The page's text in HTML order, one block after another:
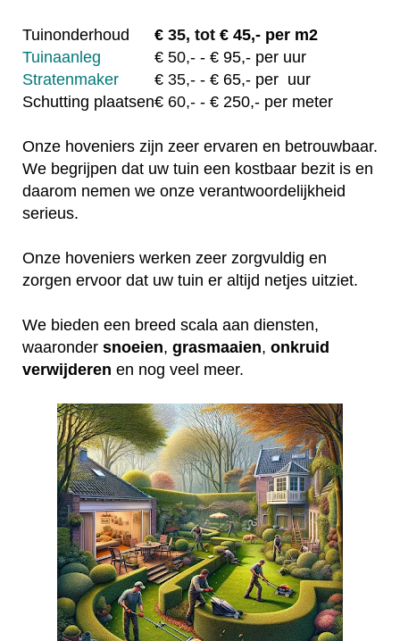
Tuinonderhoud € 35, tot € 45,- per m2
Tuinaanleg
€ 50,- - € 95,- per uur
Stratenmaker
€ 35,- - € 65,- per uur
Schutting plaatsen€ 60,- - € 250,- per meter
Onze hoveniers zijn zeer ervaren en betrouwbaar.
We begrijpen dat uw tuin een kostbaar bezit is en
daarom nemen we onze verantwoordelijkheid
serieus.
Onze hoveniers werken zeer zorgvuldig en
zorgen ervoor dat uw tuin er altijd netjes uitziet.
We bieden een breed scala aan diensten,
waaronder snoeien, grasmaaien, onkruid
verwijderen en nog veel meer.